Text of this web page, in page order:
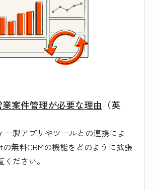
業案件管理が必要な理由 （英
ー製アプリやツールとの連携によ
の無料CRMの機能をどのように拡張
ださい。